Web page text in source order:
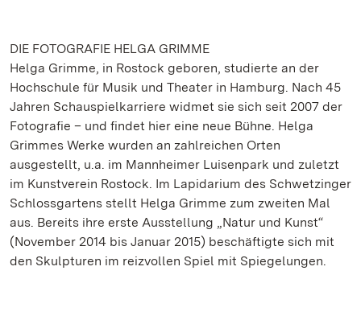
DIE FOTOGRAFIE HELGA GRIMME
Helga Grimme, in Rostock geboren, studierte an der
Hochschule für Musik und Theater in Hamburg. Nach 45
Jahren Schauspielkarriere widmet sie sich seit 2007 der
Fotografie – und findet hier eine neue Bühne. Helga
Grimmes Werke wurden an zahlreichen Orten
ausgestellt, u.a. im Mannheimer Luisenpark und zuletzt
im Kunstverein Rostock. Im Lapidarium des Schwetzinger
Schlossgartens stellt Helga Grimme zum zweiten Mal
aus. Bereits ihre erste Ausstellung „Natur und Kunst“
(November 2014 bis Januar 2015) beschäftigte sich mit
den Skulpturen im reizvollen Spiel mit Spiegelungen.